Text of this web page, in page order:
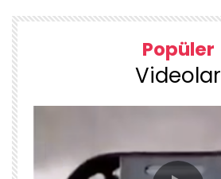
Popüler
Videolar